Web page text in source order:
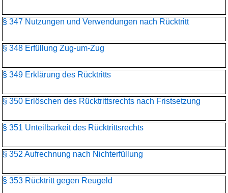
§ 347 Nutzungen und Verwendungen nach Rücktritt
§ 348 Erfüllung Zug-um-Zug
§ 349 Erklärung des Rücktritts
§ 350 Erlöschen des Rücktrittsrechts nach Fristsetzung
§ 351 Unteilbarkeit des Rücktrittsrechts
§ 352 Aufrechnung nach Nichterfüllung
§ 353 Rücktritt gegen Reugeld